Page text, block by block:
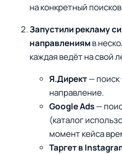
на конкретный
Запустили рекламу
направлениямв
каждая ведёт на свой
Я.Директ—
направление.
Google Ads—
(каталог
момент кейса
Таргет в